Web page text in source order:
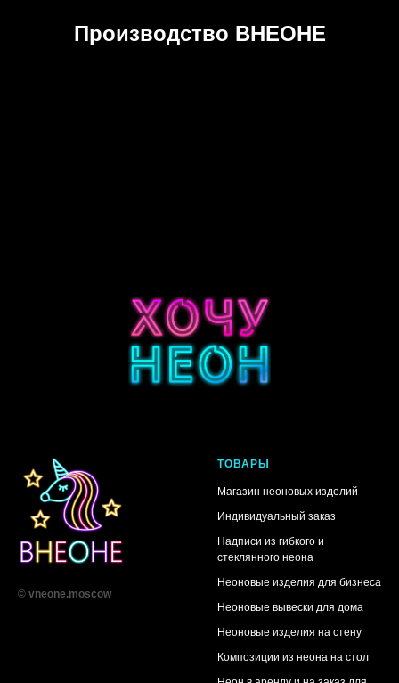
Производство ВНЕОНЕ
© vneone.moscow
ТОВАРЫ
Магазин неоновых изделий
Индивидуальный заказ
Надписи из гибкого и
стеклянного неона
Неоновые изделия для бизнеса
Неоновые вывески для дома
Неоновые изделия на стену
Композиции из неона на стол